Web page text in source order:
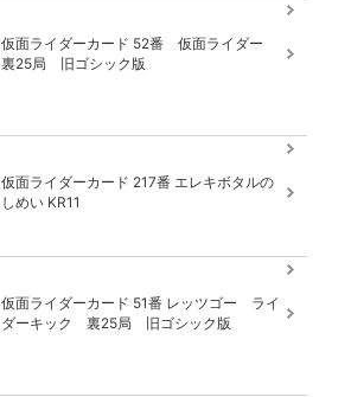
仮面ライダーカード 52番 仮面ライダー
裏25局 旧ゴシック版
仮面ライダーカード 217番 エレキボタルの
しめい KR11
仮面ライダーカード 51番 レッツゴー ライ
ダーキック 裏25局 旧ゴシック版